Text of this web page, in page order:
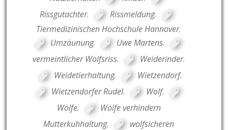
Rissgutachter, Rissmeldung,
Tiermedizinischen Hochschule Hannover,
Umzäunung, Uwe Martens,
vermeintlicher Wolfsriss, Weiderinder,
Weidetierhaltung, Wietzendorf,
Wietzendorfer Rudel, Wolf,
Wölfe,
Wölfe verhindern
Mutterkuhhaltung,
wolfsicheren